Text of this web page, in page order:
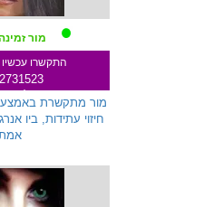
מור
התקשרו עכשיו
מור מתקשרת
חיזוי עתידות, ביו